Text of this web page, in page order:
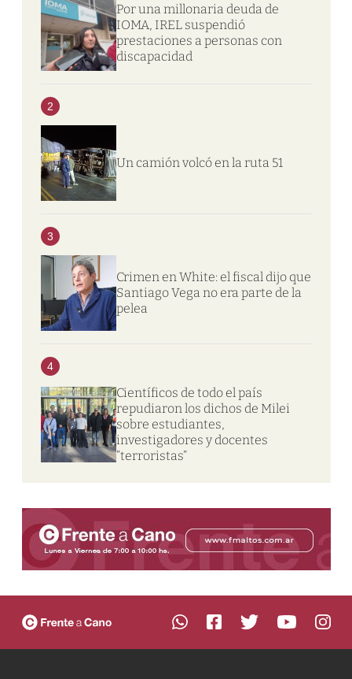
Por una millonaria deuda de
IOMA, IREL suspendió
prestaciones a personas con
discapacidad
2
Un camión volcó en la ruta 51
3
Crimen en White: el fiscal dijo que
Santiago Vega no era parte de la
pelea
4
Científicos de todo el país
repudiaron los dichos de Milei
sobre estudiantes,
investigadores y docentes
“terroristas”